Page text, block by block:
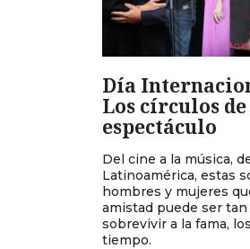
Día
Los círculos
espectáculo
Del cine a la música,
Latinoamérica, estas
hombres y mujeres
amistad puede ser
sobrevivir a la fama,
tiempo.